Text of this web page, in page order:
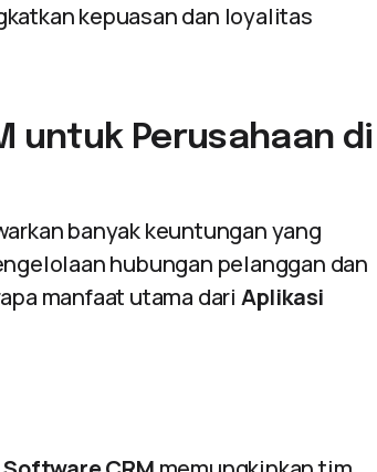
kepuasan dan loyalitas
untuk Perusahaan di
banyak keuntungan yang
hubungan pelanggan dan
manfaat utama dari Aplikasi